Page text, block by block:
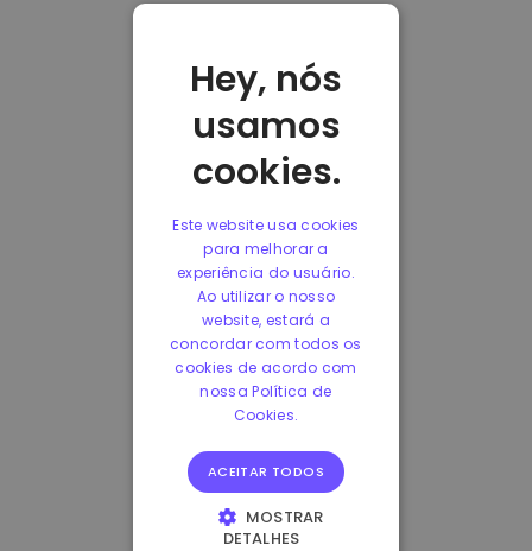
Hey, nós
usamos
cookies.
Este website usa cookies
para melhorar a
experiência do usuário.
Ao utilizar o nosso
website, estará a
concordar com todos os
cookies de acordo com
nossa Política de
Cookies.
ACEITAR TODOS
MOSTRAR
DETALHES